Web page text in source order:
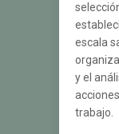
escala
y el
trabajo.